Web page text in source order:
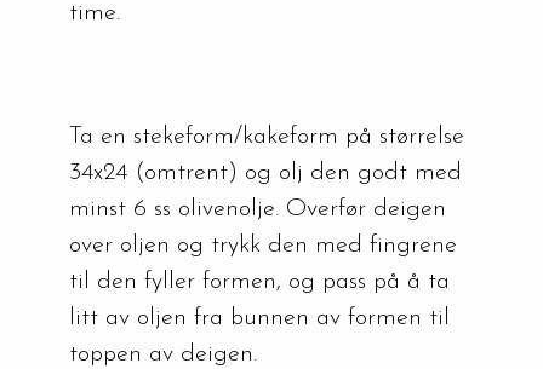
time.
Ta en stekeform/kakeform på størrelse
34x24 (omtrent) og olj den godt med
minst 6 ss olivenolje. Overfør deigen
over oljen og trykk den med fingrene
til den fyller formen, og pass på å ta
litt av oljen fra bunnen av formen til
toppen av deigen.